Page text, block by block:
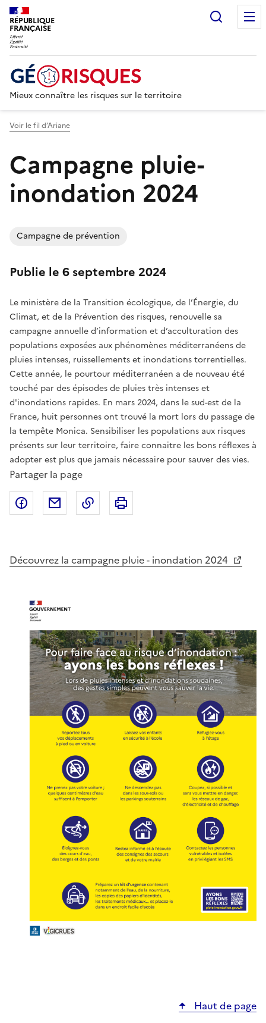
RÉPUBLIQUE
FRANÇAISE
Mieux connaître les risques sur le territoire
Voir le fil d’Ariane
Campagne pluie-
inondation 2024
Campagne de prévention
Publie le 6 septembre 2024
Le ministère de la Transition écologique, de l’Énergie, du
Climat, et de la Prévention des risques, renouvelle sa
campagne annuelle d’information et d’acculturation des
populations exposées aux phénomènes méditerranéens de
pluies intenses, ruissellements et inondations torrentielles.
Cette année, le pourtour méditerranéen a de nouveau été
touché par des épisodes de pluies très intenses et
d'inondations rapides. En mars 2024, dans le sud-est de la
France, huit personnes ont trouvé la mort lors du passage de
la tempête Monica. Sensibiliser les populations aux risques
présents sur leur territoire, faire connaitre les bons réflexes à
adopter est plus que jamais nécessaire pour sauver des vies.
Partager la page
Partager sur Facebook
Partager par emailCopier dans le presse-papier
Découvrez la campagne pluie - inondation 2024
Haut de page